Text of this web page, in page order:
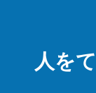
人を